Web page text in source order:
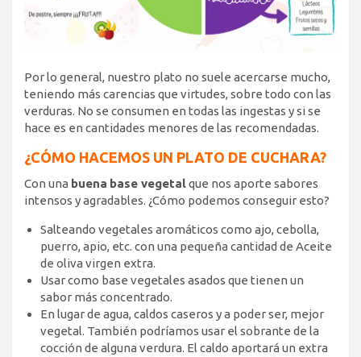
Por lo general, nuestro plato no suele acercarse mucho,
teniendo más carencias que virtudes, sobre todo con las
verduras. No se consumen en todas las ingestas y si se
hace es en cantidades menores de las recomendadas.
¿CÓMO HACEMOS UN PLATO DE CUCHARA?
Con una buena base vegetalque nos aporte sabores
intensos y agradables. ¿Cómo podemos conseguir esto?
Salteando vegetales aromáticos como ajo, cebolla,
puerro, apio, etc. con una pequeña cantidad de Aceite
de oliva virgen extra.
Usar como base vegetales asados que tienen un
sabor más concentrado.
En lugar de agua, caldos caseros y a poder ser, mejor
vegetal. También podríamos usar el sobrante de la
cocción de alguna verdura. El caldo aportará un extra